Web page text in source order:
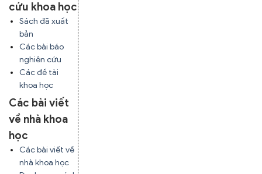
cứu khoa học
Sách đã xuất
bản
Các bài báo
nghiên cứu
Các đề tài
khoa học
Các bài viết
về nhà khoa
học
Các bài viết về
nhà khoa học